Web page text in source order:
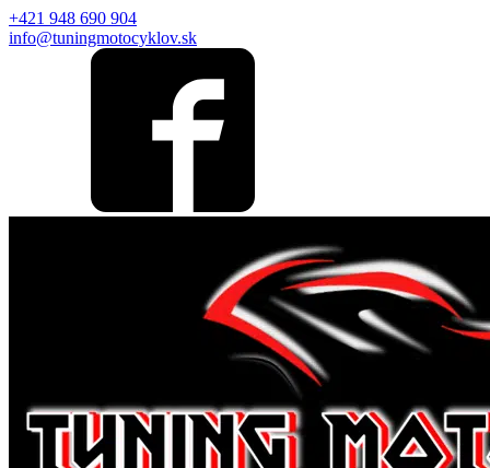
+421 948 690 904
info@tuningmotocyklov.sk